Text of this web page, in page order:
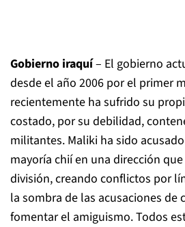
Gobierno iraquí– El gobierno
desde el año 2006 por el primer
recientemente ha sufrido su
costado, por su debilidad,
militantes. Maliki ha sido
mayoría chií en una dirección
división, creando conflictos por
la sombra de las acusaciones de
fomentar el amiguismo. Todos